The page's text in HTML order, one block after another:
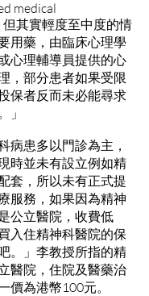
medical
其實輕度至中度的情
用藥，由臨床心理學
心理輔導員提供的心
，部分患者如果受限
保者反而未必能尋求
」
病患多以門診為主，
時並未有設立例如精
套，所以未有正式提
服務，如果因為精神
公立醫院，收費低
入住精神科醫院的保
。」李教授所指的精
醫院，住院及醫藥治
價為港幣100元。